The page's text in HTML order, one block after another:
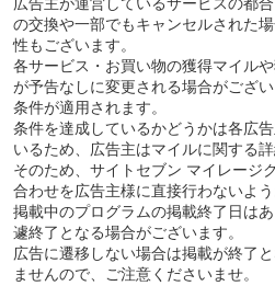
の交換や一部でもキャンセルされた
性もございます。
各サービス・お買い物の獲得マイル
が予告なしに変更される場合がござ
条件が適用されます。
条件を達成しているかどうかは各広
いるため、広告主はマイルに関する
そのため、サイトセブン マイレージ
合わせを広告主様に直接行わないよう
掲載中のプログラムの掲載終了日は
遽終了となる場合がございます。
広告に遷移しない場合は掲載が終了
ませんので、ご注意くださいませ。